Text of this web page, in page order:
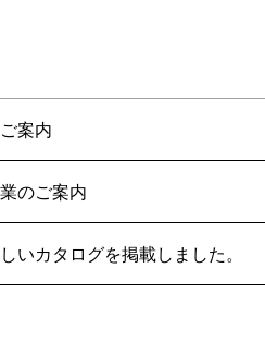
案内
のご案内
いカタログを掲載しました。